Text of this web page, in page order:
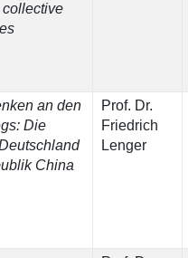
collective
an den
Die
China
Prof. Dr.
Friedrich
Lenger